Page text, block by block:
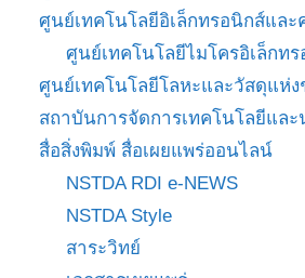
ศูนย์เทคโนโลยีอิเล็กทรอนิกส์แล
ศูนย์เทคโนโลยีไมโครอิเล็กทร
ศูนย์เทคโนโลยีโลหะและวัสดุแห่
สถาบันการจัดการเทคโนโลยีแล
สื่อสิ่งพิมพ์ สื่อเผยแพร่ออนไลน์
NSTDA RDI e-NEWS
NSTDA Style
สาระวิทย์